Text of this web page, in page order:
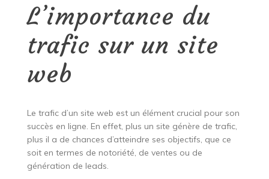
L’importance du
trafic sur un site
web
Le trafic d’un site web est un élément crucial pour son
succès en ligne. En effet, plus un site génère de trafic,
plus il a de chances d’atteindre ses objectifs, que ce
soit en termes de notoriété, de ventes ou de
génération de leads.